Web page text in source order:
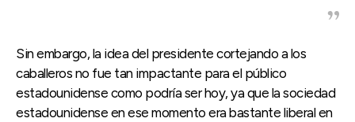
Sin embargo, la idea del presidente cortejando a los
caballeros no fue tan impactante para el público
estadounidense como podría ser hoy, ya que la sociedad
estadounidense en ese momento era bastante liberal en